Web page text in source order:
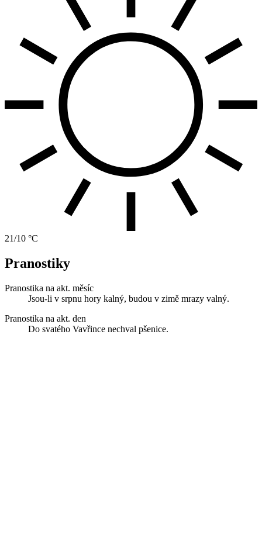
21/10 °C
Pranostiky
Pranostika na akt. měsíc
Jsou-li v srpnu hory kalný, budou v zimě mrazy valný.
Pranostika na akt. den
Do svatého Vavřince nechval pšenice.